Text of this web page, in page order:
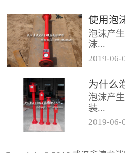
泡沫产
沫...
消防领
作用颇
容易，...
2019-06-
泡沫产
装...
2019-06-